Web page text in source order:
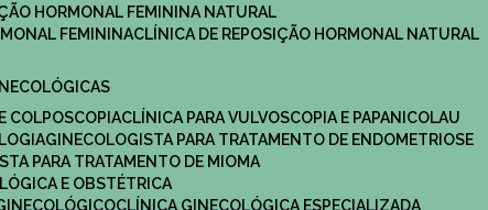
HORMONAL FEMININA NATURAL
FEMININA
CLÍNICA DE REPOSIÇÃO HORMONAL NATURAL
COLPOSCOPIA
CLÍNICA PARA VULVOSCOPIA E PAPANICOLAU
GINECOLOGISTA PARA TRATAMENTO DE ENDOMETRIOSE
PARA TRATAMENTO DE MIOMA
E OBSTÉTRICA
CLÍNICA GINECOLÓGICA ESPECIALIZADA